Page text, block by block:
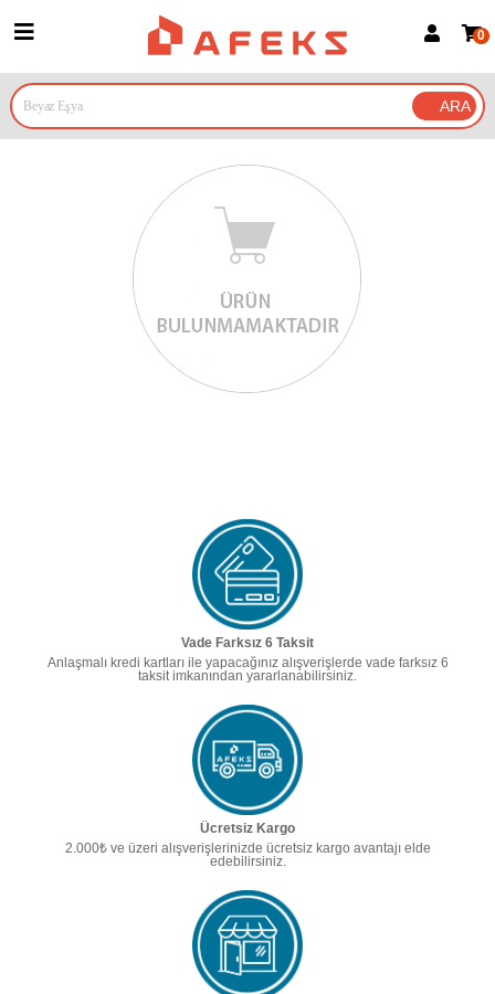
Google İle Bağlan
0
Vade Farksız 6 Taksit
Anlaşmalı kredi kartları ile yapacağınız alışverişlerde vade farksız 6
taksit imkanından yararlanabilirsiniz.
Ücretsiz Kargo
2.000₺ ve üzeri alışverişlerinizde ücretsiz kargo avantajı elde
edebilirsiniz.